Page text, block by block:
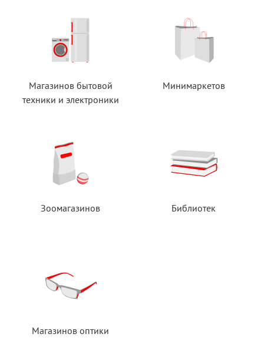
Магазинов бытовой
техники и электроники
Минимаркетов
Зоомагазинов Библиотек
Магазинов оптики